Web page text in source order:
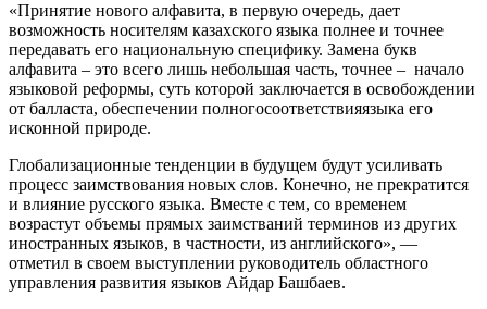
«Принятие нового алфавита, в первую очередь, дает
возможность носителям казахского языка полнее и точнее
передавать его национальную специфику. Замена букв
алфавита – это всего лишь небольшая часть, точнее – начало
языковой реформы, суть которой заключается в освобождении
от балласта, обеспечении полногосоответствияязыка его
исконной природе.
Глобализационные тенденции в будущем будут усиливать
процесс заимствования новых слов. Конечно, не прекратится
и влияние русского языка. Вместе с тем, со временем
возрастут объемы прямых заимстваний терминов из других
иностранных языков, в частности, из английского», —
отметил в своем выступлении руководитель областного
управления развития языков Айдар Башбаев.